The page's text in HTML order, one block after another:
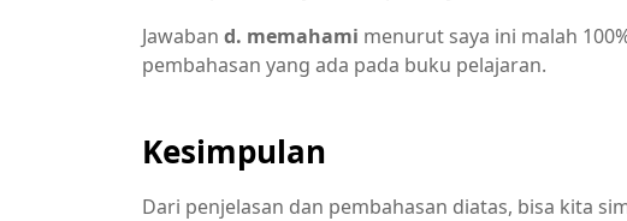
Jawaban d. memahami menurut saya ini malah
pembahasan yang ada pada buku pelajaran.
Kesimpulan
Dari penjelasan dan pembahasan diatas, bisa kita